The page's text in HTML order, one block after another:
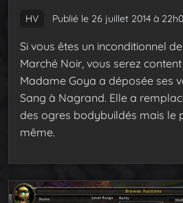
HV Publié le 26 juillet 2014 à
Si vous êtes un inconditionnel
Marché Noir, vous serez
Madame Goya a déposée ses
Sang à Nagrand. Elle a
des ogres bodybuildés mais le
même.